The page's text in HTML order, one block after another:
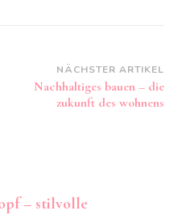
NÄCHSTER ARTIKEL
Nachhaltiges bauen – die
zukunft des wohnens
– stilvolle